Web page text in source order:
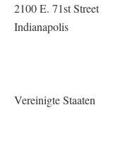
2100 E. 71st Street
Indianapolis
Vereinigte Staaten